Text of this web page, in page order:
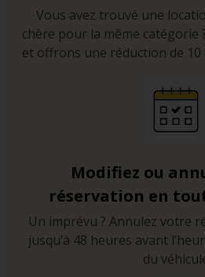
Vous avez trouvé une
chère pour la même catégorie
et offrons une réduction de 10
Modifiez ou
réservation en
Un imprévu ? Annulez votre
jusqu’à 48 heures avant
du